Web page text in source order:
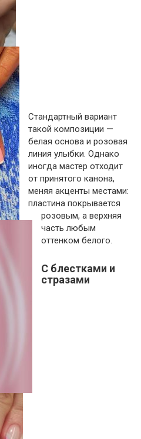
Стандартный вариант
такой композиции —
белая основа и розовая
линия улыбки. Однако
иногда мастер отходит
от принятого канона,
меняя акценты местами:
пластина покрывается
розовым, а верхняя
часть любым
оттенком белого.
С блестками и
стразами